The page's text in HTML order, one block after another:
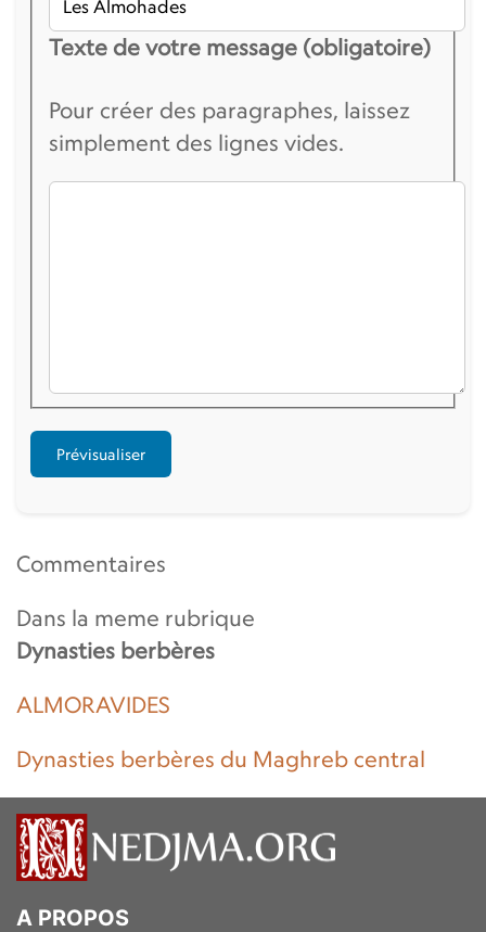
Texte de votre message (obligatoire)
Pour créer des paragraphes, laissez
simplement des lignes vides.
Commentaires
Dans la meme rubrique
Dynasties berbères
ALMORAVIDES
Dynasties berbères du Maghreb central
A PROPOS